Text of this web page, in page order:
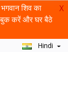
शिव का
बुक करें और घर बैठे
X
Hindi